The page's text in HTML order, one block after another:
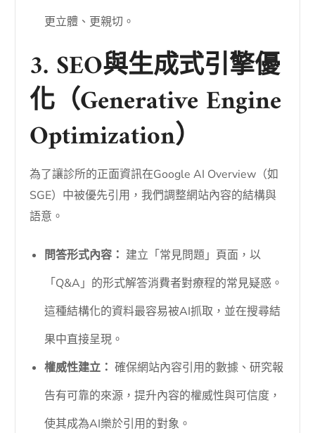
更立體、更親切。
3. SEO與生成式引擎優
化（Generative Engine
Optimization）
為了讓診所的正面資訊在Google AI Overview（如
SGE）中被優先引用，我們調整網站內容的結構與
語意。
問答形式內容： 建立「常見問題」頁面，以
「Q&A」的形式解答消費者對療程的常見疑惑。
這種結構化的資料最容易被AI抓取，並在搜尋結
果中直接呈現。
權威性建立： 確保網站內容引用的數據、研究報
告有可靠的來源，提升內容的權威性與可信度，
使其成為AI樂於引用的對象。